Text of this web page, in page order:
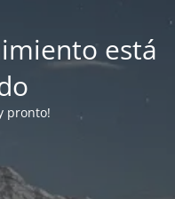
está
pronto!